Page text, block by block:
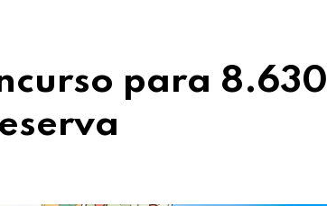
para 8.630